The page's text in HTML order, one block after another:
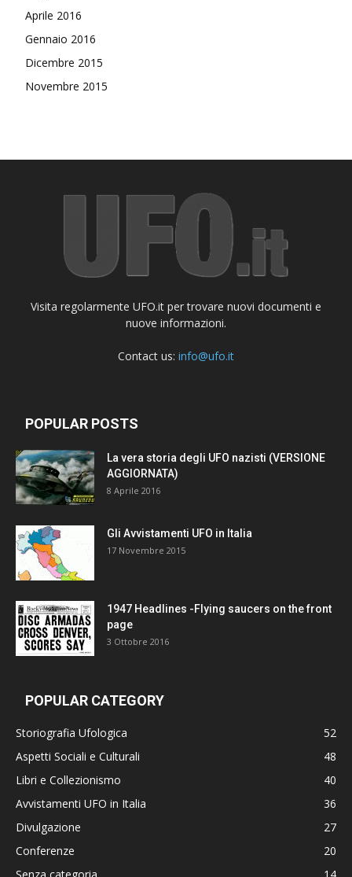
Aprile 2016
Gennaio 2016
Dicembre 2015
Novembre 2015
Visita regolarmente UFO.it per trovare nuovi documenti e
nuove informazioni.
Contact us: info@ufo.it
POPULAR POSTS
La vera storia degli UFO nazisti (VERSIONE
AGGIORNATA)
8 Aprile 2016
Gli Avvistamenti UFO in Italia
17 Novembre 2015
1947 Headlines -Flying saucers on the front
page
3 Ottobre 2016
POPULAR CATEGORY
Storiografia Ufologica
52
Aspetti Sociali e Culturali
48
Libri e Collezionismo
40
Avvistamenti UFO in Italia
36
Divulgazione
27
Conferenze
20
Senza categoria
14